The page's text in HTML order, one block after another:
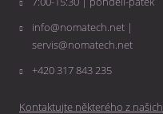
info@nomatech.net |
servis@nomatech.net
+420 317 843 235
Kontaktujte některého z našich